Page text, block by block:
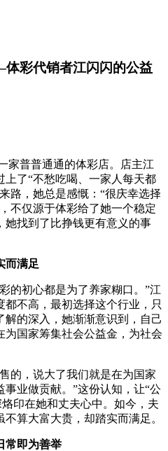
彩代销者江闪闪的公益
家普普通通的体彩店。店主江
上了“不愁吃喝、一家人每天都
路，她总是感慨：“很庆幸选择
不仅源于体彩给了她一个稳定
她找到了比挣钱更有意义的事
而满足
的初心都是为了养家糊口。”江
不高，最初选择这个行业，只
的深入，她渐渐意识到，自己
国家筹集社会公益金，为社会
的，说大了我们就是在为国家
业做贡献。”这份认知，让“公
印在她和丈夫心中。如今，夫
算大富大贵，却踏实而满足。
常即为善举